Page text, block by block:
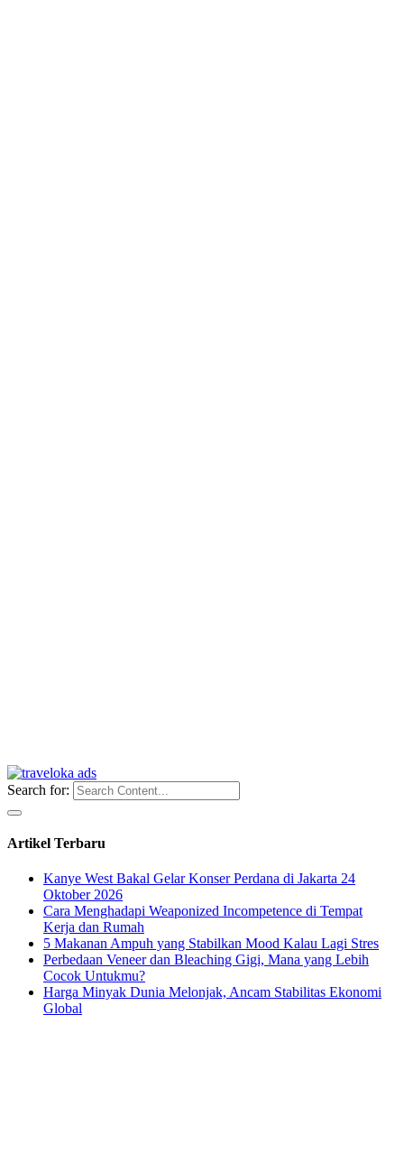
Search for:
Artikel Terbaru
Kanye West Bakal Gelar Konser Perdana di Jakarta 24
Oktober 2026
Cara Menghadapi Weaponized Incompetence di Tempat
Kerja dan Rumah
5 Makanan Ampuh yang Stabilkan Mood Kalau Lagi Stres
Perbedaan Veneer dan Bleaching Gigi, Mana yang Lebih
Cocok Untukmu?
Harga Minyak Dunia Melonjak, Ancam Stabilitas Ekonomi
Global